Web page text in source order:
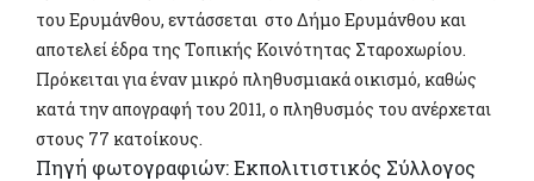
του Ερυμάνθου, εντάσσεται στο Δήμο Ερυμάνθου και
αποτελεί έδρα της Τοπικής Κοινότητας Σταροχωρίου.
Πρόκειται για έναν μικρό πληθυσμιακά οικισμό, καθώς
κατά την απογραφή του 2011, ο πληθυσμός του ανέρχεται
στους 77 κατοίκους.
Πηγή φωτογραφιών: Εκπολιτιστικός Σύλλογος